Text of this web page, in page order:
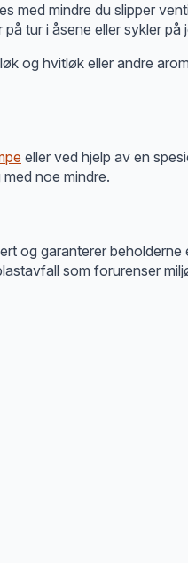
med mindre du slipper
tur i åsene eller sykler
og hvitløk eller andre
eller ved hjelp av en
noe mindre.
og garanterer
som forurenser